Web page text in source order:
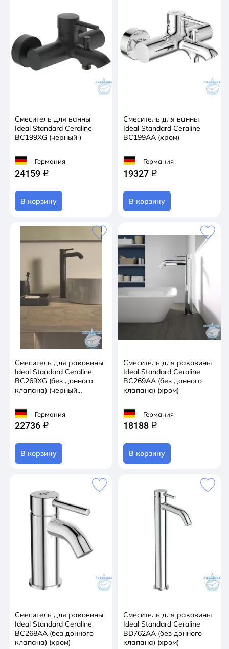
Cмеситель для ванны
Ideal Standard Ceraline
BC199XG (черный )
Германия
24159 q
В корзину
Смеситель для ванны
Ideal Standard Ceraline
BC199AA (хром)
Германия
19327 q
В корзину
Смеситель для раковины
Ideal Standard Ceraline
BC269XG (без донного
клапана) (черный
Германия
22736 q
В корзину
Смеситель для раковины
Ideal Standard Ceraline
BC269AA (без донного
клапана) (хром)
Германия
18188 q
В корзину
Смеситель для раковины
Ideal Standard Ceraline
BC268AA (без донного
клапана) (хром)
Смеситель для раковины
Ideal Standard Ceraline
BD762AA (без донного
клапана) (хром)